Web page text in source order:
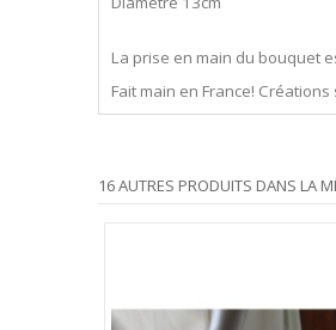
La prise en main du bouquet
Fait main en France!
16 AUTRES PRODUITS DANS LA